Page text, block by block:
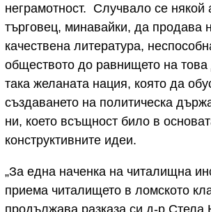
неграмотност. Случвало се някой
търговец, минавайки, да продава
качествена литература,
обществото до равнището на
така желаната нация, която да
създаването на политическа
ни, което всъщност било в
конструктивните идеи.
„За една наченка на читалищна
приема читалището в ломското
продължава разказа си д-р